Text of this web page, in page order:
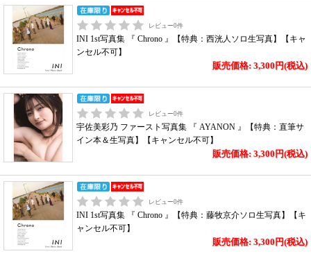
レビュー0件
INI 1st写真集 『 Chrono 』【特典：西洸人ソロ生写真】【キャ
ンセル不可】
販売価格: 3,300円(税込)
レビュー0件
宇佐美彩乃 ファースト写真集 『 AYANON 』【特典：直筆サ
イン本＆生写真】【キャンセル不可】
販売価格: 3,300円(税込)
レビュー0件
INI 1st写真集 『 Chrono 』【特典：藤牧京介ソロ生写真】【キ
ャンセル不可】
販売価格: 3,300円(税込)